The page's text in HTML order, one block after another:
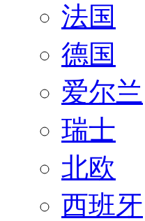
法国
德国
爱尔兰
瑞士
北欧
西班牙